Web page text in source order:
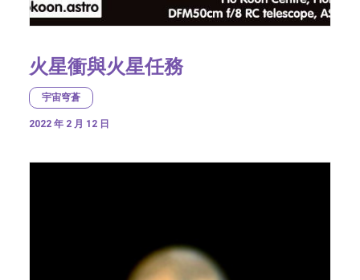
火星衝與火星任務
宇宙穹蒼
2022 年 2 月 12 日